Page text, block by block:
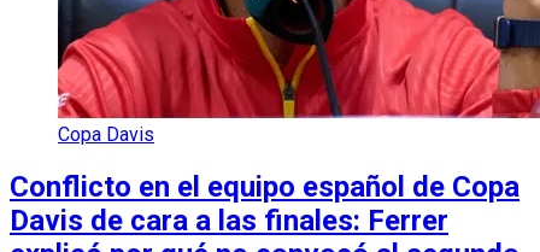
Copa Davis
Conflicto en el equipo español de Copa
Davis de cara a las finales: Ferrer